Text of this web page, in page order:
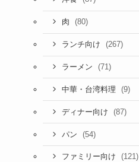
肉 (80)
ランチ向け (267)
ラーメン (71)
中華・台湾料理 (9)
ディナー向け (87)
パン (54)
ファミリー向け (121)